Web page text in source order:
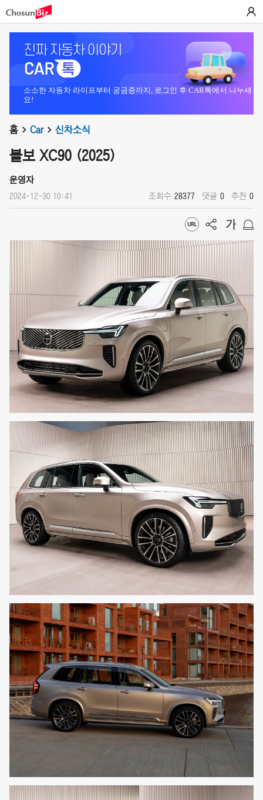
소소한 자동차 라이프부터 궁금증까지, 로그인 후 CAR톡에서 나누세
요!
홈 Car 신차소식
볼보 XC90 (2025)
운영자
2024-12-30 10:41 조회수 28377 댓글 0 추천 0